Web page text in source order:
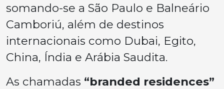
somando-se a São Paulo e Balneário
Camboriú, além de destinos
internacionais como Dubai, Egito,
China, Índia e Arábia Saudita.
As chamadas “branded residences”